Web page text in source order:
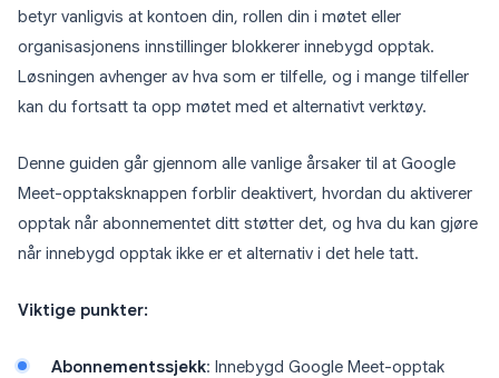
betyr vanligvis at kontoen din, rollen din i møtet eller
organisasjonens innstillinger blokkerer innebygd opptak.
Løsningen avhenger av hva som er tilfelle, og i mange tilfeller
kan du fortsatt ta opp møtet med et alternativt verktøy.
Denne guiden går gjennom alle vanlige årsaker til at Google
Meet-opptaksknappen forblir deaktivert, hvordan du aktiverer
opptak når abonnementet ditt støtter det, og hva du kan gjøre
når innebygd opptak ikke er et alternativ i det hele tatt.
Viktige punkter:
Abonnementssjekk: Innebygd Google Meet-opptak